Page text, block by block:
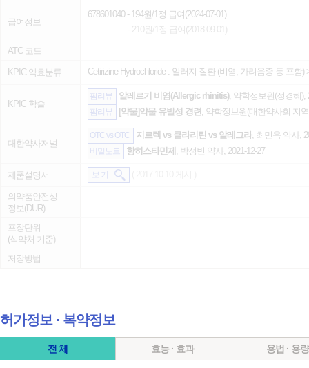
급여정보
678601040- 194원/1정 급여(2024-07-01)
- 210원/1정 급여(2018-09-01)
ATC 코드
KPIC 약효분류 Cetirizine Hydrochloride : 알러지 질환 (비염, 가려움증 등 포함)
KPIC 학술
팜리뷰 알레르기 비염(Allergic rhinitis), 약학정보원(정경혜),
팜리뷰 [약물]약물 유발성 경련, 약학정보원(대한약사회 지
대한약사저널
OTC vs OTC 지르텍 vs 클라리틴 vs 알레그라, 최민욱 약사,
비밀노트 항히스타민제 , 박정빈 약사, 2021-12-27
제품설명서 보 기
의약품안전성
정보(DUR)
포장단위
(식약처 기준)
저장방법
허가정보 ∙ 복약정보
전 체 효능 · 효과 용법 · 용량